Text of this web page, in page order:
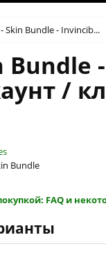
Skin Bundle - Invincib...
/
Bundle
FAQ и